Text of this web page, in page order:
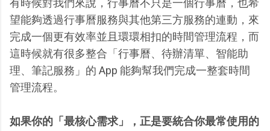
有時候對我們來說，行事曆不只是一個行事曆，也希
望能夠透過行事曆服務與其他第三方服務的連動，來
完成一個更有效率並且環環相扣的時間管理流程，而
這時候就有很多整合「行事曆、待辦清單、智能助
理、筆記服務」的 App 能夠幫我們完成一整套時間
管理流程。
如果你的「最核心需求」，正是要統合你最常使用的